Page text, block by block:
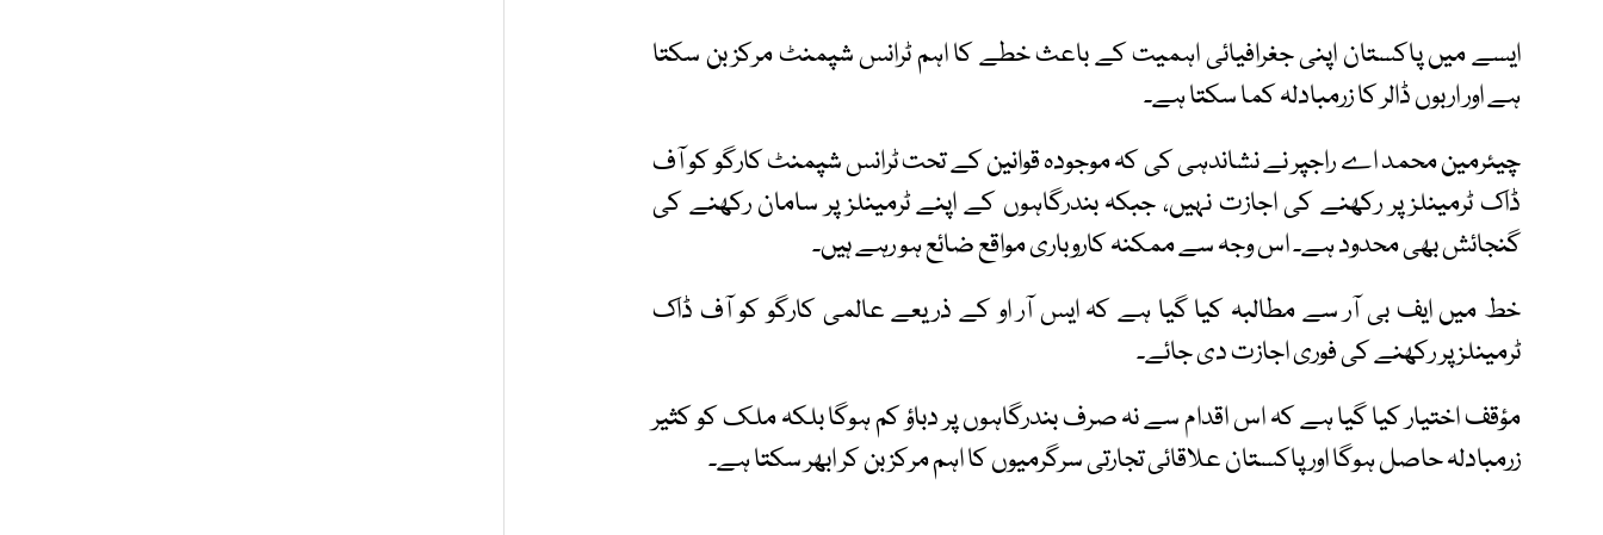
ایسے میں پاکستان اپنی جغرافیائی اہمیت کے باعث خطے کا اہم ٹرانس شپمنٹ مرکز بن سکتا
ہے اور اربوں ڈالر کا زرمبادلہ کما سکتا ہے۔
چیئرمین محمد اے راجپر نے نشاندہی کی کہ موجودہ قوانین کے تحت ٹرانس شپمنٹ کارگو کو آف
ڈاک ٹرمینلز پر رکھنے کی اجازت نہیں، جبکہ بندرگاہوں کے اپنے ٹرمینلز پر سامان رکھنے کی
گنجائش بھی محدود ہے۔ اس وجہ سے ممکنہ کاروباری مواقع ضائع ہو رہے ہیں۔
خط میں ایف بی آر سے مطالبہ کیا گیا ہے کہ ایس آر او کے ذریعے عالمی کارگو کو آف ڈاک
ٹرمینلز پر رکھنے کی فوری اجازت دی جائے۔
مؤقف اختیار کیا گیا ہے کہ اس اقدام سے نہ صرف بندرگاہوں پر دباؤ کم ہوگا بلکہ ملک کو کثیر
زرمبادلہ حاصل ہوگا اور پاکستان علاقائی تجارتی سرگرمیوں کا اہم مرکز بن کر ابھر سکتا ہے۔